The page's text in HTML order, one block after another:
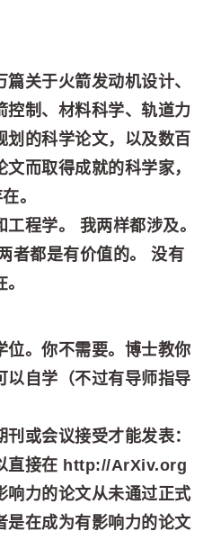
关于火箭发动机设计、
控制、材料科学、轨道力
划的科学论文，以及数百
而取得成就的科学家，
。
程学。 我两样都涉及。
者都是有价值的。 没有
位。你不需要。博士教你
以自学（不过有导师指导
或会议接受才能发表：
直接在 http://ArXiv.org
响力的论文从未通过正式
是在成为有影响力的论文